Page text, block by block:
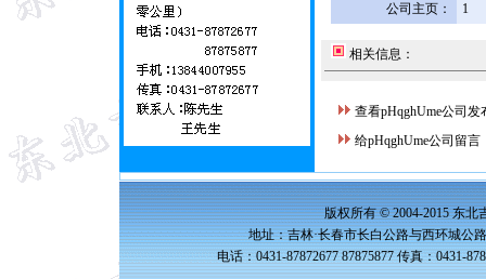
公司主页：
1
相关信息：
查看pHqghUme公司发
给pHqghUme公司留言
版权所有 © 2004-2015 东北
地址：吉林·长春市长白公路与西环城公
电话：0431-87872677 87875877 传真：0431-